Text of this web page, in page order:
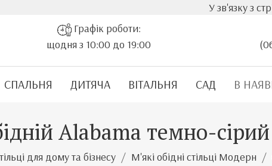
У зв'язку з стрімким
Графік роботи:
щодня з 10:00 до 19:00
СПАЛЬНЯ ДИТЯЧА ВІТАЛЬНЯ САД В
Alabama темно-
для дому та бізнесу М'які обідні стільці Модерн